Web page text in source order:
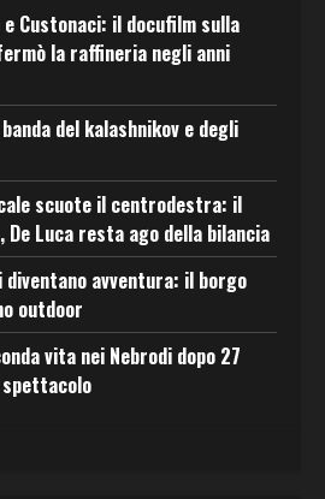
Custonaci: il docufilm sulla
la raffineria negli anni
del kalashnikov e degli
scuote il centrodestra: il
Luca resta ago della bilancia
diventano avventura: il borgo
outdoor
vita nei Nebrodi dopo 27
spettacolo